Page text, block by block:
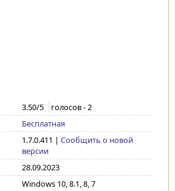
3.50/5 голосов -2
Бесплатная
1.7.0.411 | Сообщить о новой
версии
28.09.2023
Windows 10, 8.1, 8, 7